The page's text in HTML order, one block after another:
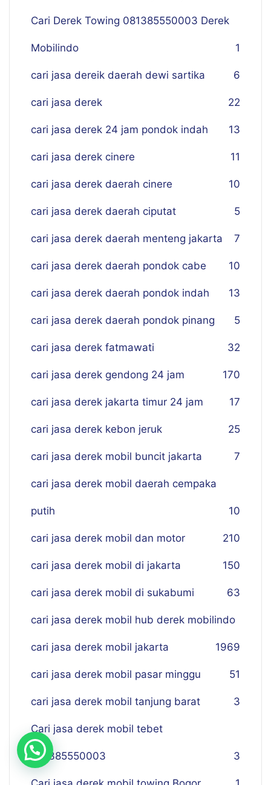
Cari Derek Towing 081385550003 Derek
Mobilindo 1
cari jasa dereik daerah dewi sartika 6
cari jasa derek 22
cari jasa derek 24 jam pondok indah 13
cari jasa derek cinere 11
cari jasa derek daerah cinere 10
cari jasa derek daerah ciputat 5
cari jasa derek daerah menteng jakarta 7
cari jasa derek daerah pondok cabe 10
cari jasa derek daerah pondok indah 13
cari jasa derek daerah pondok pinang 5
cari jasa derek fatmawati 32
cari jasa derek gendong 24 jam 170
cari jasa derek jakarta timur 24 jam 17
cari jasa derek kebon jeruk 25
cari jasa derek mobil buncit jakarta 7
cari jasa derek mobil daerah cempaka
putih 10
cari jasa derek mobil dan motor 210
cari jasa derek mobil di jakarta 150
cari jasa derek mobil di sukabumi 63
cari jasa derek mobil hub derek mobilindo
69
cari jasa derek mobil jakarta 19
cari jasa derek mobil pasar minggu 51
cari jasa derek mobil tanjung barat 3
Cari jasa derek mobil tebet
081385550003 3